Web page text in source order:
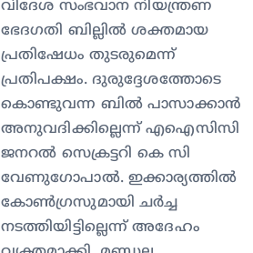
വിദേശ സംഭവാന നിയന്ത്രണ
ഭേദഗതി ബില്ലിൽ ശക്തമായ
പ്രതിഷേധം തുടരുമെന്ന്
പ്രതിപക്ഷം. ദുരുദ്ദേശത്തോടെ
കൊണ്ടുവന്ന ബിൽ പാസാക്കാൻ
അനുവദിക്കില്ലെന്ന് എഐസിസി
ജനറൽ സെക്രട്ടറി കെ സി
വേണുഗോപാൽ. ഇക്കാര്യത്തിൽ
കോൺഗ്രസുമായി ചർച്ച
നടത്തിയിട്ടില്ലെന്ന് അദേഹം